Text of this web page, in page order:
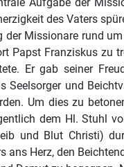
des Vaters
der Missionare rund
Papst Franziskus zu
Er gab seiner
Seelsorger und
Um dies zu
dem Hl. Stuhl
und Blut Christi)
ans Herz, den